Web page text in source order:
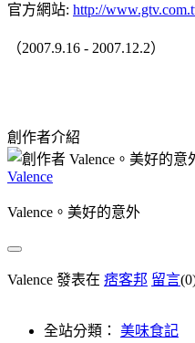
官方網站: http://
（2007.9.16 - 2007.12.2）
創作者介紹
Valence
Valence。美好的意外
Valence 發表在 痞客邦 留言
全站分類： 美味食記